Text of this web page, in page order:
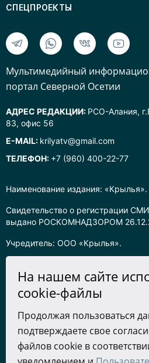
Наименование издания: «Крылья».
Свидетельство о регистрации
выдано РОСКОМНАДЗОРОМ
Учредитель: ООО «Крылья».
Информация на сайте
защищены в соответствии с
об интеллектуальной
текстовых, фото, аудио и
с согласия правообладателя
СПЕЦПРОЕКТЫ
Mультимедийный
портал Северной Осетии
АДРЕС РЕДАКЦИИ: РСО-Алания,
83, офис 56
E-MAIL: krilyatv@gmail.com
ТЕЛЕФОН: +7 (960) 400-22-77
На нашем сайте
cookie-файлы
Продолжая пользоваться
подтверждаете свое
файлов cookie в